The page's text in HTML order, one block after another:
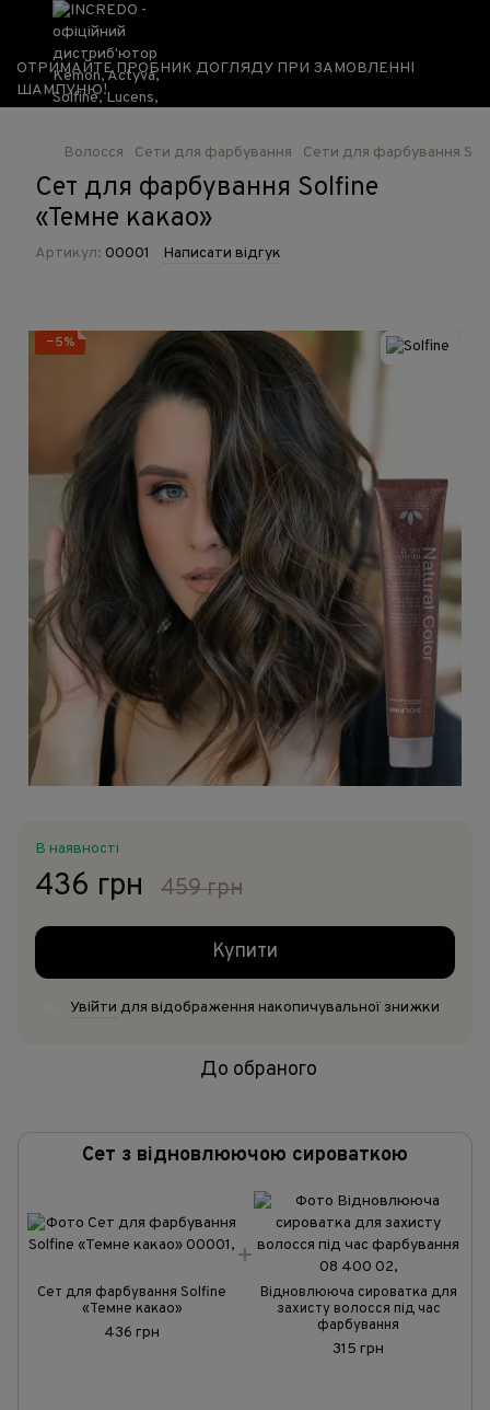
ОТРИМАЙТЕ ПРОБНИК ДОГЛЯДУ ПРИ ЗАМОВЛЕННІ
ШАМПУНЮ!
Волосся Сети для фарбування Сети для фарбування
Сет для фарбування Solfine
«Темне какао»
Артикул: 00001 Написати відгук
−5%
В наявності
436 грн 459 грн
Купити
Увійти для відображення накопичувальної знижки
До обраного
Сет з відновлюючою сироваткою
Сет для фарбування Solfine
«Темне какао»
436 грн
Відновлююча сироватка для
захисту волосся під час
фарбування
315 грн